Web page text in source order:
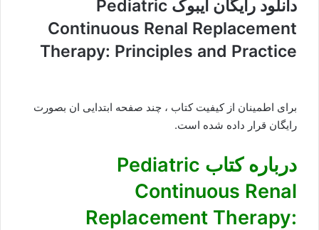
دانلود رایگان ایبوک Pediatric
Continuous Renal Replacement
Therapy: Principles and Practice
برای اطمینان از کیفیت کتاب ، چند صفحه ابتدایی ان بصورت
رایگان قرار داده شده است.
درباره کتاب Pediatric
Continuous Renal
Replacement Therapy: